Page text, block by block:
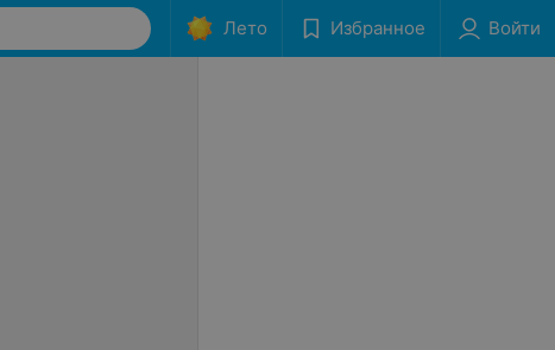
Лето Избранное Войти